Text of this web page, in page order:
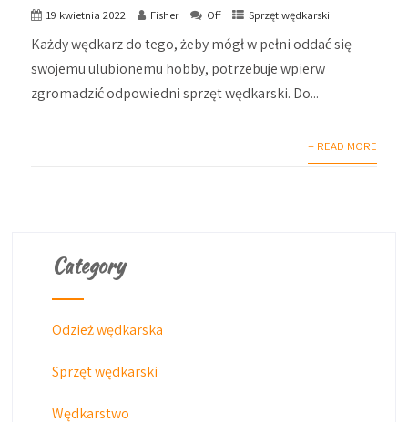
19 kwietnia 2022 Fisher Off Sprzęt wędkarski
Każdy wędkarz do tego, żeby mógł w pełni oddać się
swojemu ulubionemu hobby, potrzebuje wpierw
zgromadzić odpowiedni sprzęt wędkarski. Do...
+ READ MORE
Category
Odzież wędkarska
Sprzęt wędkarski
Wędkarstwo